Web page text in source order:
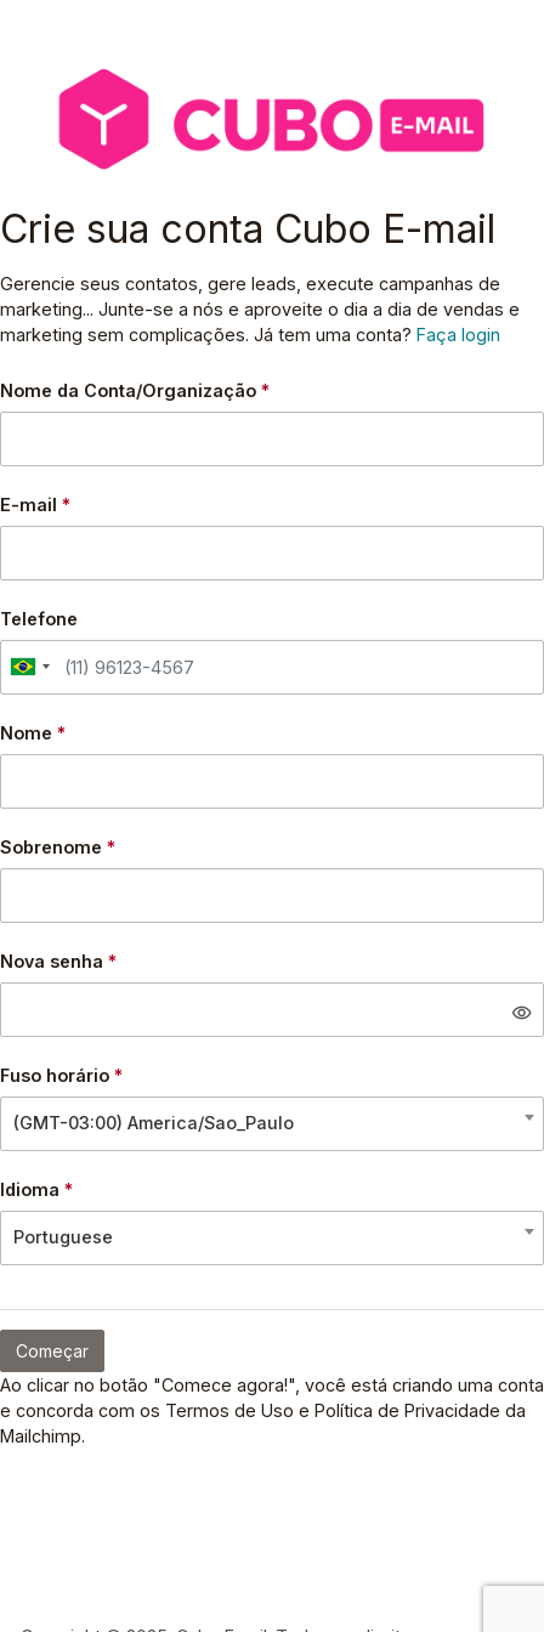
Crie sua conta Cubo E-mail
Gerencie seus contatos, gere leads, execute campanhas de
marketing... Junte-se a nós e aproveite o dia a dia de vendas e
marketing sem complicações. Já tem uma conta? Faça login
Nome da Conta/Organização *
E-mail *
Telefone
Nome *
Sobrenome *
Nova senha *
visibility
Fuso horário *
(GMT-03:00) America/Sao_Paulo
Idioma *
Portuguese
Começar
Ao clicar no botão "Comece agora!", você está criando uma conta
e concorda com os Termos de Uso e Política de Privacidade da
Mailchimp.